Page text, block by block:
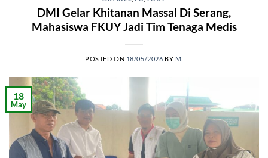
DMI Gelar Khitanan Massal Di Serang,
Mahasiswa FKUY Jadi Tim Tenaga Medis
POSTED ON 18/05/2026 BY M.
18
May